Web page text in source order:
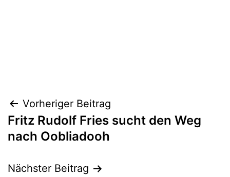
Beitragsnavigation
Vorheriger Beitrag
Fritz Rudolf Fries sucht den Weg
nach Oobliadooh
Nächster Beitrag